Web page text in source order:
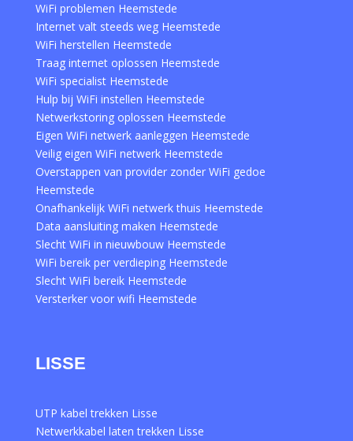
WiFi problemen Heemstede
Internet valt steeds weg Heemstede
WiFi herstellen Heemstede
Traag internet oplossen Heemstede
WiFi specialist Heemstede
Hulp bij WiFi instellen Heemstede
Netwerkstoring oplossen Heemstede
Eigen WiFi netwerk aanleggen Heemstede
Veilig eigen WiFi netwerk Heemstede
Overstappen van provider zonder WiFi gedoe
Heemstede
Onafhankelijk WiFi netwerk thuis Heemstede
Data aansluiting maken Heemstede
Slecht WiFi in nieuwbouw Heemstede
WiFi bereik per verdieping Heemstede
Slecht WiFi bereik Heemstede
Versterker voor wifi Heemstede
LISSE
UTP kabel trekken Lisse
Netwerkkabel laten trekken Lisse